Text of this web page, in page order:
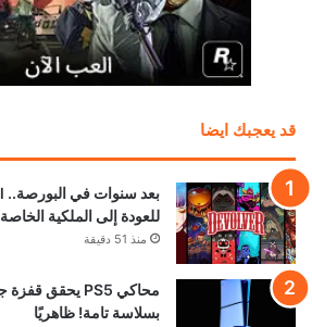
قد يعجبك ايضا
للعودة إلى الملكية الخاصة
منذ 51 دقيقة
بسلاسة تامة! ظاهريًا